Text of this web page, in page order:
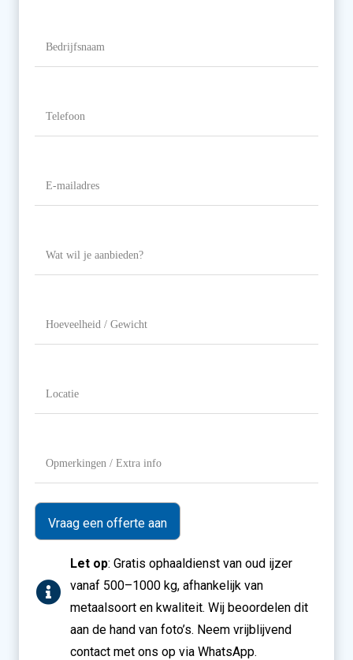
Extra
info
Let op: Gratis ophaaldienst van oud ijzer
vanaf 500–1000 kg, afhankelijk van
metaalsoort en kwaliteit. Wij beoordelen dit
aan de hand van foto’s. Neem vrijblijvend
contact met ons op via WhatsApp.